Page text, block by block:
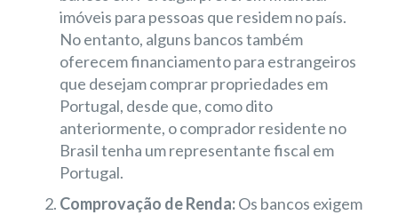
imóveis para pessoas que residem no país.
No entanto, alguns bancos também
oferecem financiamento para estrangeiros
que desejam comprar propriedades em
Portugal, desde que, como dito
anteriormente, o comprador residente no
Brasil tenha um representante fiscal em
Portugal.
Comprovação de Renda:Os bancos exigem